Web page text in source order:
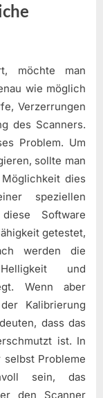
möchte man
wie möglich
Verzerrungen
des Scanners.
Problem. Um
sollte man
dies
speziellen
Software
getestet,
werden die
und
Wenn aber
Kalibrierung
dass das
ist. In
selbst Probleme
sein, das
den Scanner